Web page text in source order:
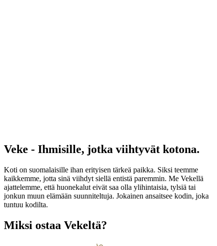
Veke - Ihmisille, jotka viihtyvät kotona.
Koti on suomalaisille ihan erityisen tärkeä paikka. Siksi teemme
kaikkemme, jotta sinä viihdyt siellä entistä paremmin. Me Vekellä
ajattelemme, että huonekalut eivät saa olla ylihintaisia, tylsiä tai
jonkun muun elämään suunniteltuja. Jokainen ansaitsee kodin, joka
tuntuu kodilta.
Miksi ostaa Vekeltä?